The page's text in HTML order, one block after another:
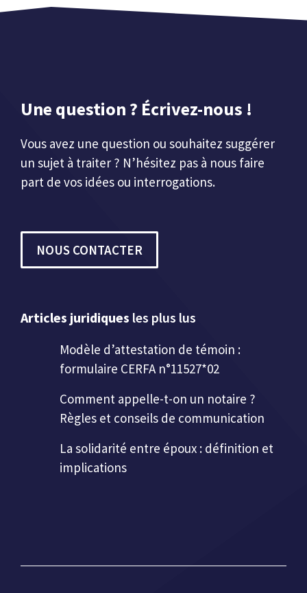
Une question ? Écrivez-nous !
Vous avez une question ou souhaitez suggérer
un sujet à traiter ? N’hésitez pas à nous faire
part de vos idées ou interrogations.
NOUS CONTACTER
Articles juridiques les plus lus
Modèle d’attestation de témoin :
formulaire CERFA n°11527*02
Comment appelle-t-on un notaire ?
Règles et conseils de communication
La solidarité entre époux : définition et
implications